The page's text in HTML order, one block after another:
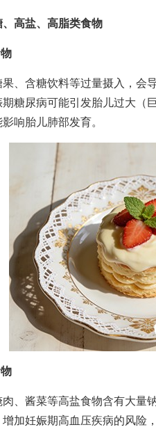
、高盐、高脂类食物
含糖饮料等过量摄入，会
糖尿病可能引发胎儿过大（
响胎儿肺部发育。
酱菜等高盐食物含有大量
增加妊娠期高血压疾病的风险